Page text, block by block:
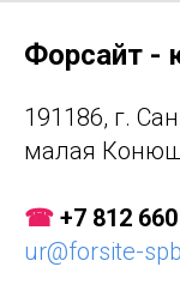
Форсайт -
191186, г.
малая
☎ +7 812
ur@forsite-